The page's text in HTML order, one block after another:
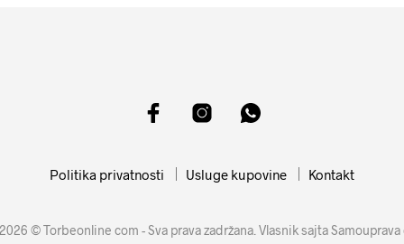
Politika privatnosti Usluge kupovine Kontakt
© Torbeonline com - Sva prava zadržana. Vlasnik sajta Samouprava